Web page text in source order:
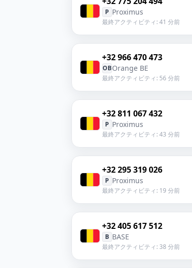
P Proximus
最終アクティビティ: 41 分前
+32 966 470 473
OBOrange BE
最終アクティビティ: 56 分前
+32 811 067 432
P Proximus
最終アクティビティ: 43 分前
+32 295 319 026
P Proximus
最終アクティビティ: 19 分前
+32 405 617 512
B BASE
最終アクティビティ: 38 分前